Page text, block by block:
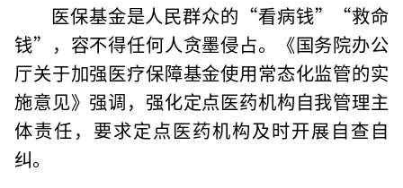
医保基金是人民群众的“看病钱”“救命
钱”，容不得任何人贪墨侵占。《国务院办公
厅关于加强医疗保障基金使用常态化监管的实
施意见》强调，强化定点医药机构自我管理主
体责任，要求定点医药机构及时开展自查自
纠。